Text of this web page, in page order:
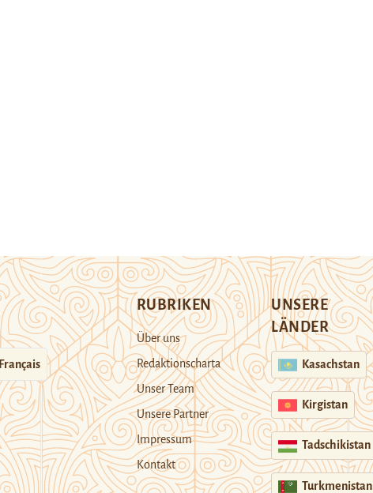
Français
RUBRIKEN
Über uns
Redaktionscharta
Unser Team
Unsere Partner
Impressum
Kontakt
UNSERE
LÄNDER
Kasachstan
Kirgistan
Tadschikistan
Turkmenistan